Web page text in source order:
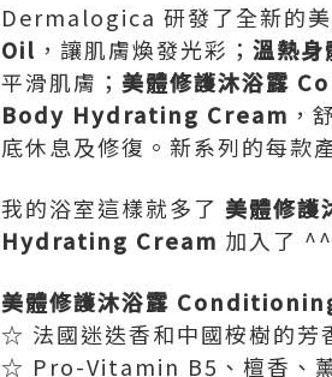
Dermalogica 研發了全新的
Oil ，讓肌膚煥發光彩； 溫熱
平滑肌膚； 美體修護沐浴露
Body Hydrating Cream ，
底休息及修復。新系列的每款
我的浴室這樣就多了 美體修
Hydrating Cream 加入了 ^^
美體修護沐浴露
☆ 法國迷迭香和中國桉樹的芳
☆ Pro-Vitamin B5、檀香、薰